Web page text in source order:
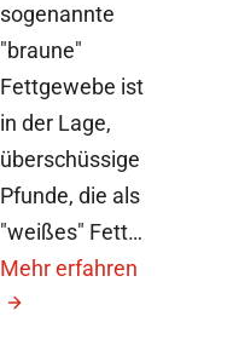
sogenannte
"braune"
Fettgewebe ist
in der Lage,
überschüssige
Pfunde, die als
"weißes" Fett…
Mehr erfahren